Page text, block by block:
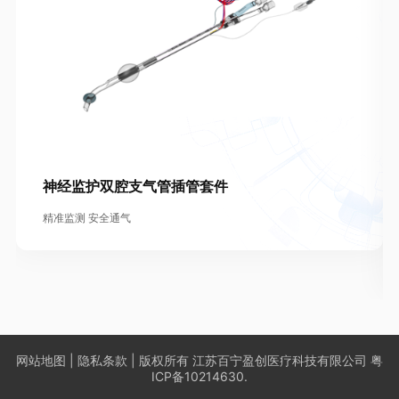
神经监护双腔支气管插管套件
精准监测 安全通气
网站地图 隐私条款 | 版权所有 江苏百宁盈创医疗科技有限公司 粤
ICP备10214630.